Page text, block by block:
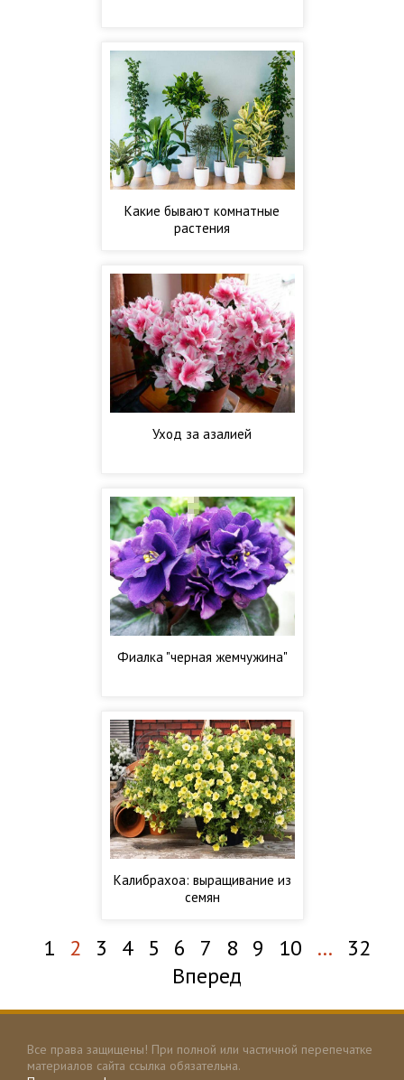
Какие бывают комнатные
растения
Уход за азалией
Фиалка "черная жемчужина"
Калибрахоа: выращивание из
семян
1 2 3 4 5 6 7 8 9 10 …
32
Вперед
Все права защищены! При полной или частичной перепечатке
материалов сайта ссылка обязательна.